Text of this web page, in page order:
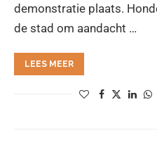
demonstratie plaats.
de stad om aandacht …
LEES MEER